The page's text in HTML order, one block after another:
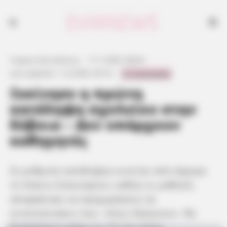
Ξεκίνησε η πρώτη
κατάληψη σχολείου στην
Εύβοια – Δεν υπάρχουν
καθηγητές